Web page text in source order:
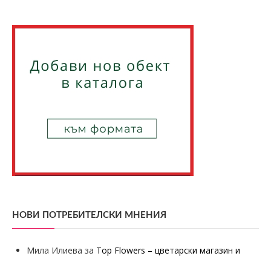
НОВИ ПОТРЕБИТЕЛСКИ МНЕНИЯ
Мила Илиева за Top Flowers – цветарски магазин и